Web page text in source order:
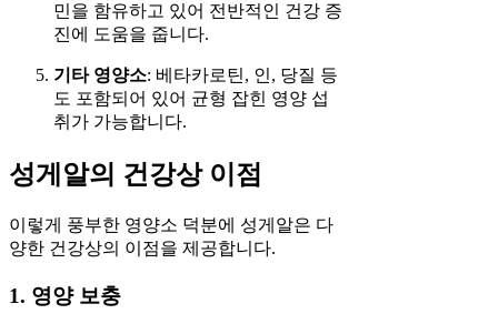
민을 함유하고 있어 전반적인 건강 증
진에 도움을 줍니다.
기타 영양소: 베타카로틴, 인, 당질 등
도 포함되어 있어 균형 잡힌 영양 섭
취가 가능합니다.
성게알의 건강상 이점
이렇게 풍부한 영양소 덕분에 성게알은 다
양한 건강상의 이점을 제공합니다.
1. 영양 보충